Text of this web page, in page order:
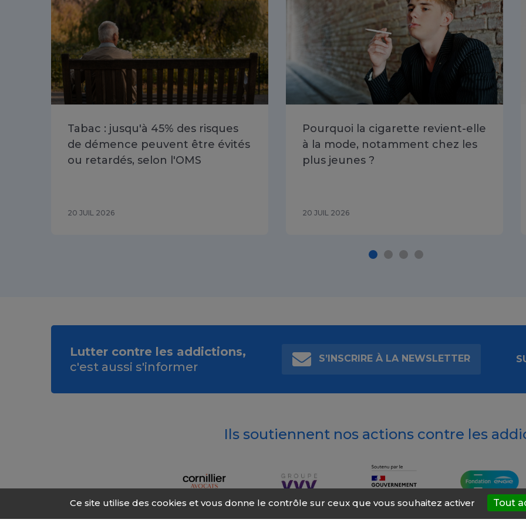
Tabac : jusqu'à 45% des risques
de démence peuvent être évités
ou retardés, selon l'OMS
20 JUIL 2026
Pourquoi la cigarette revient-elle
à la mode, notamment chez les
plus jeunes ?
20 JUIL 2026
Lutter contre les addictions,
c'est aussi s'informer
S’INSCRIRE À LA NEWSLETTER
Ils soutiennent nos actions contre les
Ce site utilise des cookies et vous donne le contrôle sur ceux que vous souhaitez activer Tout